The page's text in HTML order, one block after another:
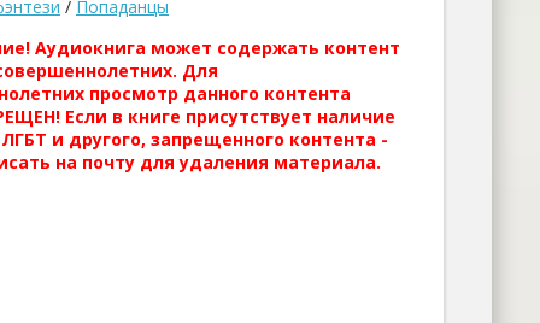
/ Попаданцы
Аудиокнига может содержать контент
Для
просмотр данного контента
Если в книге присутствует наличие
и другого, запрещенного контента -
на почту для удаления материала.